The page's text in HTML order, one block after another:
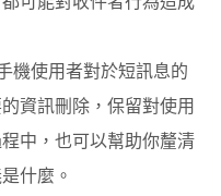
機使用者對於短訊息的
資訊刪除，保留對使用
中，也可以幫助你釐清
什麼。